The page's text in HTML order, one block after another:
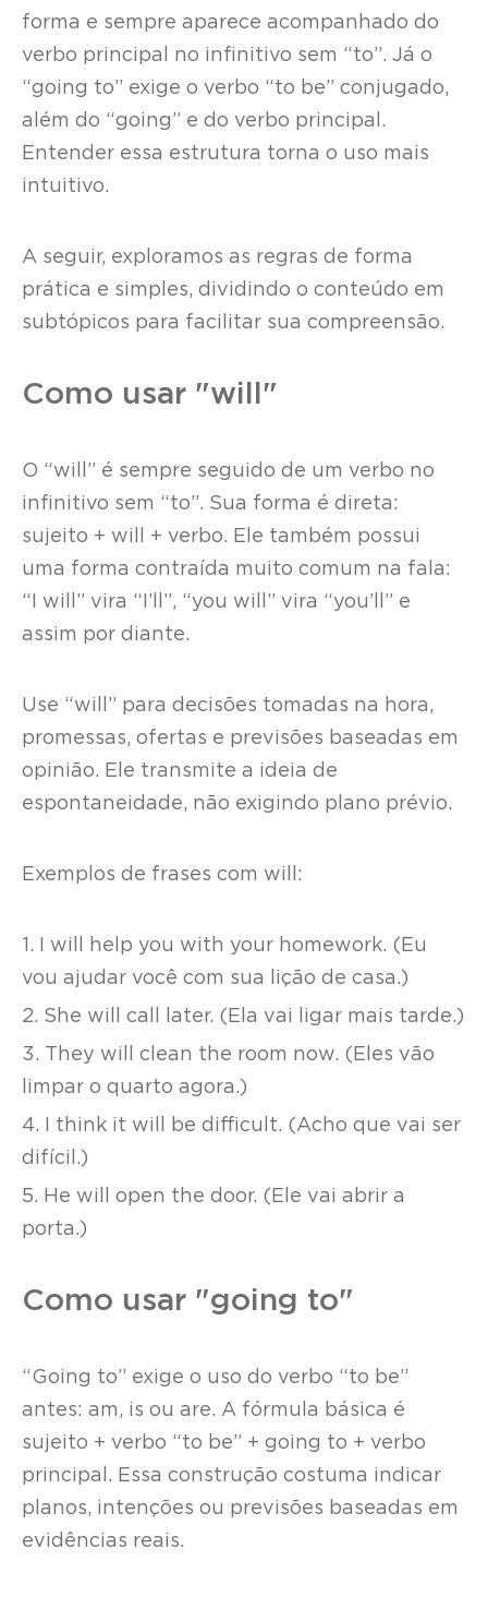
forma e sempre aparece acompanhado do
verbo principal no infinitivo sem “to”. Já o
“going to” exige o verbo “to be” conjugado,
além do “going” e do verbo principal.
Entender essa estrutura torna o uso mais
intuitivo.
A seguir, exploramos as regras de forma
prática e simples, dividindo o conteúdo em
subtópicos para facilitar sua compreensão.
Como usar "will"
O “will” é sempre seguido de um verbo no
infinitivo sem “to”. Sua forma é direta:
sujeito + will + verbo. Ele também possui
uma forma contraída muito comum na fala:
“I will” vira “I’ll”, “you will” vira “you’ll” e
assim por diante.
Use “will” para decisões tomadas na hora,
promessas, ofertas e previsões baseadas em
opinião. Ele transmite a ideia de
espontaneidade, não exigindo plano prévio.
Exemplos de frases com will:
1. I will help you with your homework. (Eu
vou ajudar você com sua lição de casa.)
2. She will call later. (Ela vai ligar mais tarde.)
3. They will clean the room now. (Eles vão
limpar o quarto agora.)
4. I think it will be difficult. (Acho que vai ser
difícil.)
5. He will open the door. (Ele vai abrir a
porta.)
Como usar "going to"
“Going to” exige o uso do verbo “to be”
antes: am, is ou are. A fórmula básica é
sujeito + verbo “to be” + going to + verbo
principal. Essa construção costuma indicar
planos, intenções ou previsões baseadas em
evidências reais.